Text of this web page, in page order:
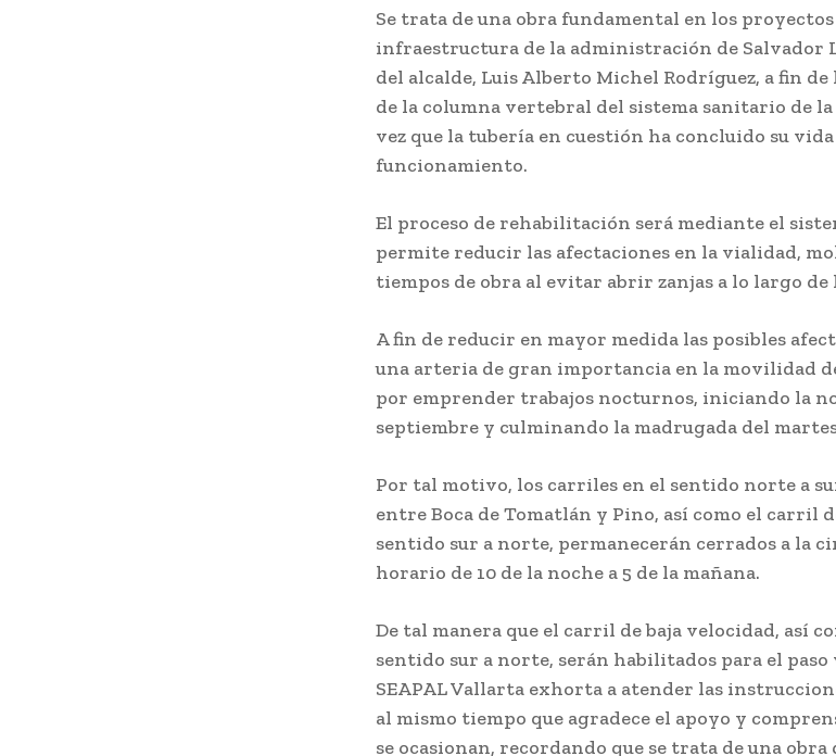
Se trata de una obra fundamental en los
infraestructura de la administración de Salvador
del alcalde, Luis Alberto Michel Rodríguez, a fin
de la columna vertebral del sistema sanitario de
vez que la tubería en cuestión ha concluido su
funcionamiento.
El proceso de rehabilitación será mediante el
permite reducir las afectaciones en la vialidad,
tiempos de obra al evitar abrir zanjas a lo largo de
A fin de reducir en mayor medida las posibles
una arteria de gran importancia en la movilidad
por emprender trabajos nocturnos, iniciando la
septiembre y culminando la madrugada del martes
Por tal motivo, los carriles en el sentido norte a
entre Boca de Tomatlán y Pino, así como el carril
sentido sur a norte, permanecerán cerrados a la
horario de 10 de la noche a 5 de la mañana.
De tal manera que el carril de baja velocidad, así
sentido sur a norte, serán habilitados para el
SEAPAL Vallarta exhorta a atender las
al mismo tiempo que agradece el apoyo y
se ocasionan, recordando que se trata de una